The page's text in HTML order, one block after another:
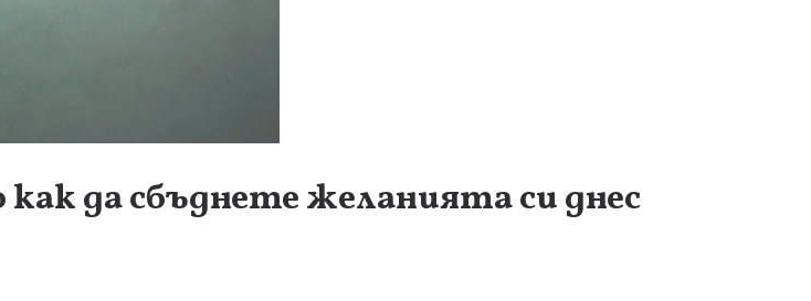
да сбъднете желанията си днес